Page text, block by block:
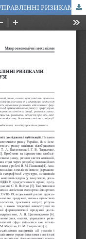
АНАЛІЗ СВІТОВИХ ТЕНДЕНЦІЙ В УПРАВЛІННІ РИЗИКАМИ ФАРМАЦЕВТИЧНОЇ ГАЛУЗІ